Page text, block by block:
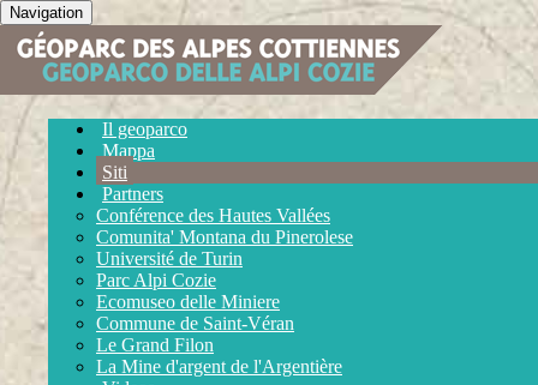
Navigation
Il geoparco
Mappa
Siti
Partners
Conférence des Hautes Vallées
Comunita' Montana du Pinerolese
Université de Turin
Parc Alpi Cozie
Ecomuseo delle Miniere
Commune de Saint-Véran
Le Grand Filon
La Mine d'argent de l'Argentière